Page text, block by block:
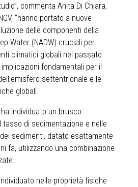
commenta Anita Di Chiara,
“hanno portato a nuove
delle componenti della
Water (NADW) cruciali per
climatici globali nel passato
fondamentali per il
settentrionale e le
globali.
individuato un brusco
tasso di sedimentazione e nelle
sedimenti, datato esattamente
fa, utilizzando una combinazione
nelle proprietà fisiche